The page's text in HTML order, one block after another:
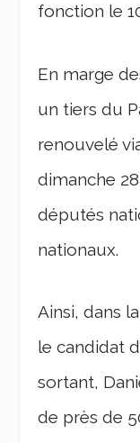
fonction le
En marge
un tiers du
renouvelé
dimanche
députés
nationaux.
Ainsi, dans
le candidat
sortant,
de près de